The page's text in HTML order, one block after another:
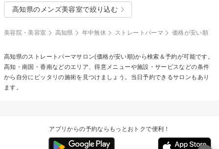
高知県のメンズ美容室で絞り込む
美容院・美容室 高知県 年中無休 ストレートパーマ 価格が安い順
高知県のストレートパーマサロン(価格が安い順)から検索＆予約が可能です。
高知・南国・香南などのエリア、得意メニューや施設・サービスなどの条件
から自分にピッタリの施術を見つけましょう。当日予約できるサロンもあり
ます。
アプリからの予約ならもっとおトクで便利！